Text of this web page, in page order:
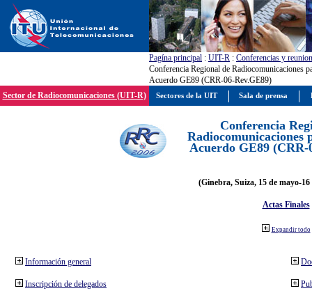
Pagína principal : UIT-R : Conferencias y
Conferencia Regional de Radiocomunicaciones
Acuerdo GE89 (CRR-06-Rev.GE89)
Sector de Radiocomunicaciones (UIT-R)
Conferencia
Radiocomunicaciones
Acuerdo GE89 (CRR-
(Ginebra, Suiza, 15 de mayo-
Actas Finales
Expandir todo
Información general
Inscripción de delegados
Sectores de la UIT Sala de prensa